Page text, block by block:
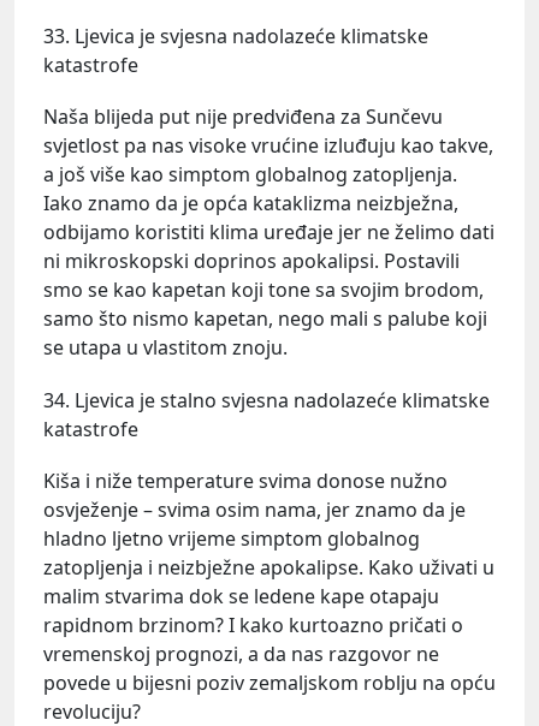
33. Ljevica je svjesna nadolazeće klimatske
katastrofe
Naša blijeda put nije predviđena za Sunčevu
svjetlost pa nas visoke vrućine izluđuju kao takve,
a još više kao simptom globalnog zatopljenja.
Iako znamo da je opća kataklizma neizbježna,
odbijamo koristiti klima uređaje jer ne želimo dati
ni mikroskopski doprinos apokalipsi. Postavili
smo se kao kapetan koji tone sa svojim brodom,
samo što nismo kapetan, nego mali s palube koji
se utapa u vlastitom znoju.
34. Ljevica je stalno svjesna nadolazeće klimatske
katastrofe
Kiša i niže temperature svima donose nužno
osvježenje – svima osim nama, jer znamo da je
hladno ljetno vrijeme simptom globalnog
zatopljenja i neizbježne apokalipse. Kako uživati u
malim stvarima dok se ledene kape otapaju
rapidnom brzinom? I kako kurtoazno pričati o
vremenskoj prognozi, a da nas razgovor ne
povede u bijesni poziv zemaljskom roblju na opću
revoluciju?